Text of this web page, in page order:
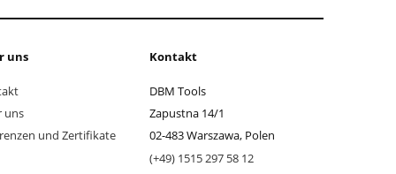
uns
uns
und Zertifikate
Kontakt
DBM Tools
Zapustna 14/1
02-483 Warszawa, Polen
(+49) 1515 297 58 12